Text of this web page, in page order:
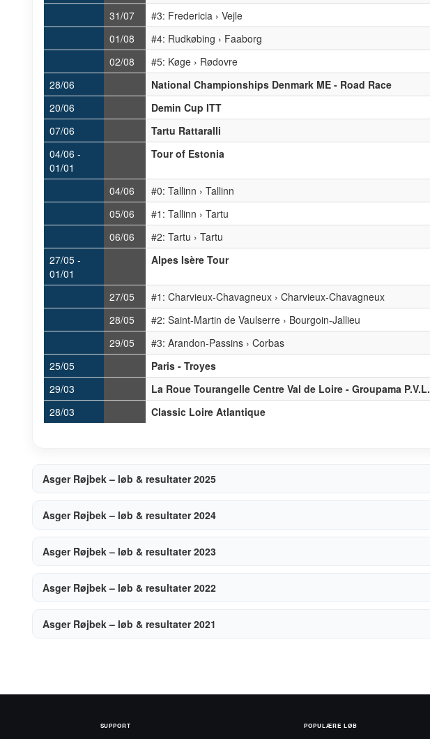
31/07
#3: Fredericia › Vejle
01/08
#4: Rudkøbing › Faaborg
02/08
#5: Køge › Rødovre
28/06
National Championships Denmark ME - Road Race
20/06
Demin Cup ITT
07/06
Tartu Rattaralli
04/06 -
01/01
Tour of Estonia
04/06 #0: Tallinn › Tallinn
05/06
#1: Tallinn › Tartu
06/06
#2: Tartu › Tartu
27/05 -
01/01
Alpes Isère Tour
27/05 #1: Charvieux-Chavagneux › Charvieux-Chavagneux
28/05
#2: Saint-Martin de Vaulserre › Bourgoin-Jallieu
29/05
#3: Arandon-Passins › Corbas
25/05
Paris - Troyes
29/03
La Roue Tourangelle Centre Val de Loire - Groupama P.V.L.
28/03
Classic Loire Atlantique
Asger Røjbek – løb & resultater 2025
Asger Røjbek – løb & resultater 2024
Asger Røjbek – løb & resultater 2023
Asger Røjbek – løb & resultater 2022
Asger Røjbek – løb & resultater 2021
SUPPORT POPULÆRE LØB